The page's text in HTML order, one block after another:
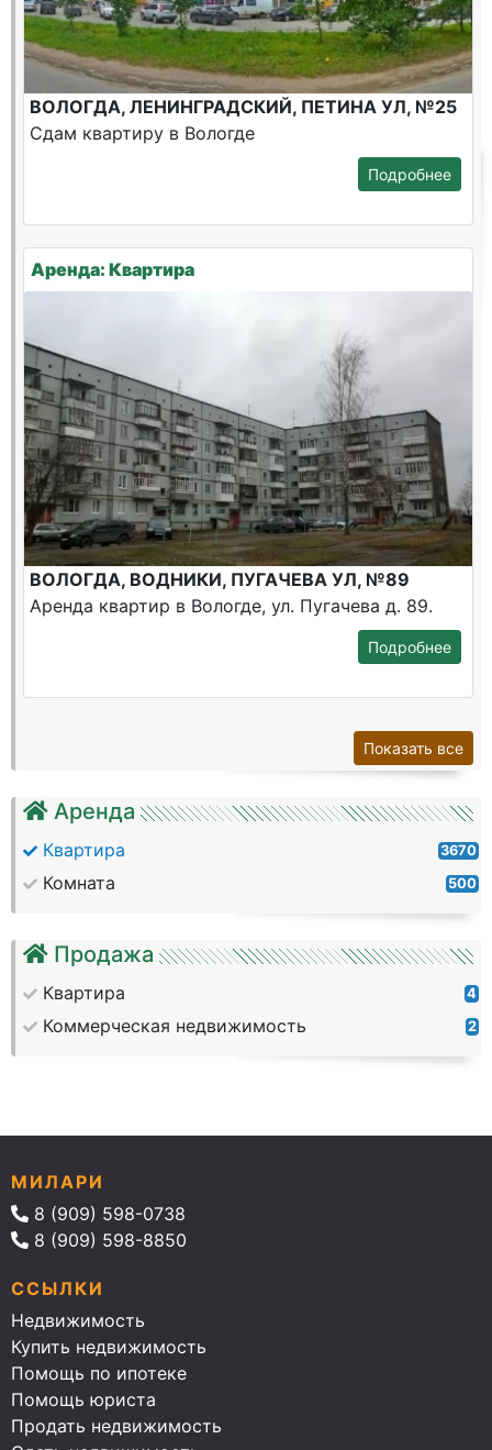
Аренда
Квартира 3670
Комната 500
Продажа
Квартира 4
Коммерческая недвижимость 2
ВОЛОГДА, ЛЕНИНГРАДСКИЙ, ПЕТИНА УЛ, №25
Сдам квартиру в Вологде
Подробнее
Аренда: Квартира
ВОЛОГДА, ВОДНИКИ, ПУГАЧЕВА УЛ, №89
Аренда квартир в Вологде, ул. Пугачева д. 89.
Подробнее
Показать все
МИЛАРИ
8 (909) 598-0738
8 (909) 598-8850
ССЫЛКИ
Недвижимость
Купить недвижимость
Помощь по ипотеке
Помощь юриста
Продать недвижимость